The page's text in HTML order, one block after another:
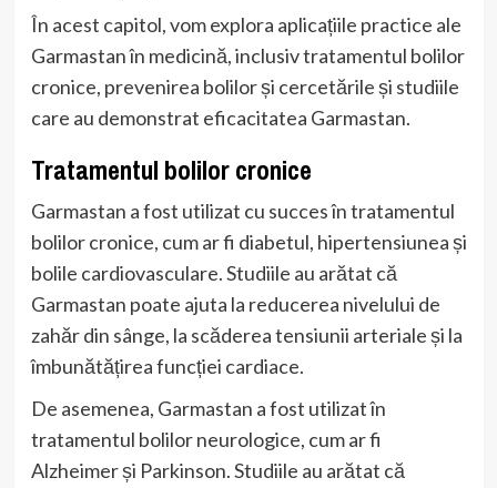
În acest capitol, vom explora aplicațiile practice ale
Garmastan în medicină, inclusiv tratamentul bolilor
cronice, prevenirea bolilor și cercetările și studiile
care au demonstrat eficacitatea Garmastan.
Tratamentul bolilor cronice
Garmastan a fost utilizat cu succes în tratamentul
bolilor cronice, cum ar fi diabetul, hipertensiunea și
bolile cardiovasculare. Studiile au arătat că
Garmastan poate ajuta la reducerea nivelului de
zahăr din sânge, la scăderea tensiunii arteriale și la
îmbunătățirea funcției cardiace.
De asemenea, Garmastan a fost utilizat în
tratamentul bolilor neurologice, cum ar fi
Alzheimer și Parkinson. Studiile au arătat că